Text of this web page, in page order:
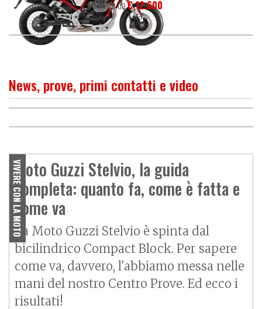
a partire da€ 12.600
News, prove, primi contatti e video
PROVAMoto Guzzi Stelvio 1200 NTX
ABS - Tuttofare per
intenditori
OMoto Guzzi Stelvio 2024:
comfort, divertimento e
tecnologia
VIVERE CON LA MOTO
Moto Guzzi Stelvio, la guida
completa: quanto fa, come è fatta e
come va
La Moto Guzzi Stelvio è spinta dal
bicilindrico Compact Block. Per sapere
come va, davvero, l'abbiamo messa nelle
mani del nostro Centro Prove. Ed ecco i
risultati!